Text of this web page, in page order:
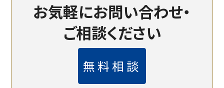
お気軽にお問い合わせ・
ご相談ください
無料相談